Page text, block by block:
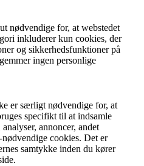
nødvendige for, at webstedet
inkluderer kun cookies, der
og sikkerhedsfunktioner på
ingen personlige
er særligt nødvendige for, at
specifikt til at indsamle
annoncer, andet
cookies. Det er
samtykke inden du kører